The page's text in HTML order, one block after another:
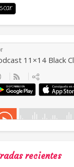
recientes